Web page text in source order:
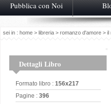
Pubblica con Noi
sei in : home > libreria > romanzo d'amore > il
Dettagli Libro
Formato libro : 156x217
Pagine : 396